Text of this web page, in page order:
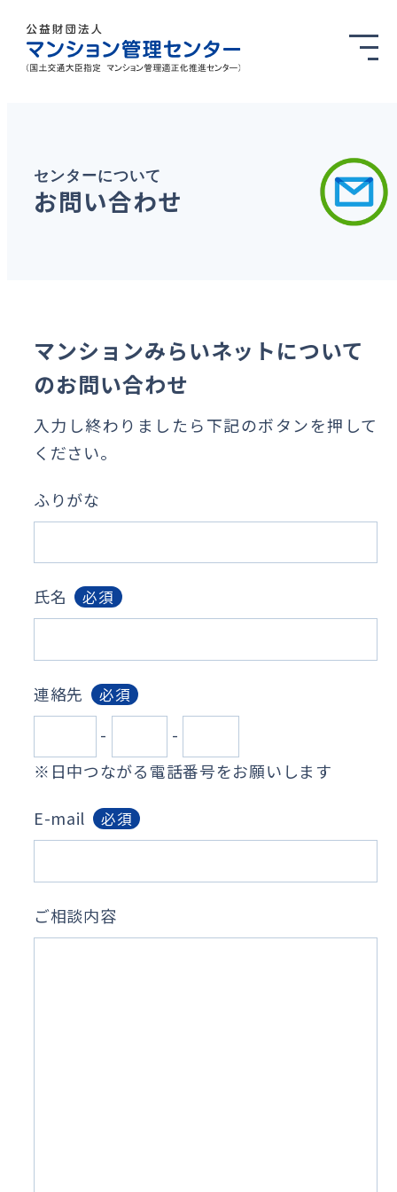
センターについて
お問い合わせ
マンションみらいネットについて
のお問い合わせ
入力し終わりましたら下記のボタンを押して
ください。
ふりがな
氏名 必須
連絡先 必須
-
-
※日中つながる電話番号をお願いします
E-mail 必須
ご相談内容